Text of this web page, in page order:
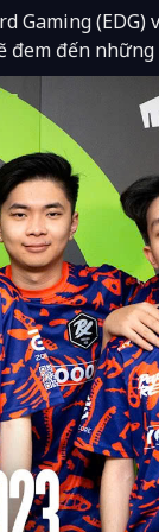
(EDG)
đem đến